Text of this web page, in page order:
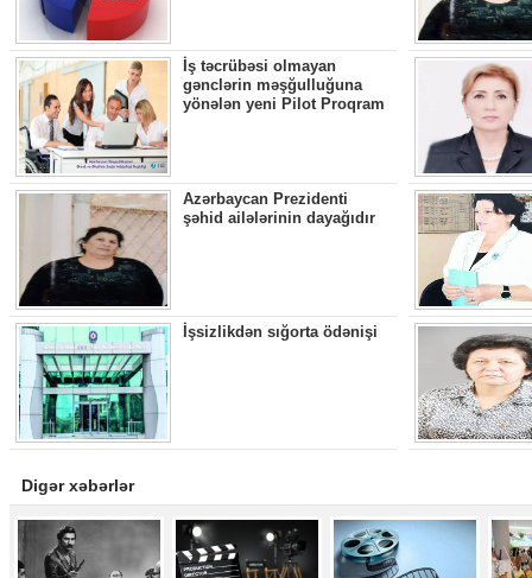
İş təcrübəsi olmayan
gənclərin məşğulluğuna
yönələn yeni Pilot Proqram
Azərbaycan Prezidenti
şəhid ailələrinin dayağıdır
İşsizlikdən sığorta ödənişi
Digər xəbərlər